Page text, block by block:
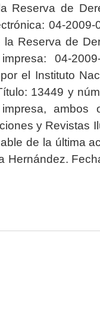
Reserva de
04-2009-
la Reserva de
04-2009-
el Instituto
13449 y
ambos
y Revistas
de la última
Hernández.